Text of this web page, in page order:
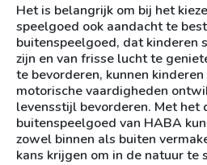
Het is belangrijk om bij het
speelgoed ook aandacht te
buitenspeelgoed, dat kinderen
zijn en van frisse lucht te
te bevorderen, kunnen
motorische vaardigheden
levensstijl bevorderen. Met het
buitenspeelgoed van HABA
zowel binnen als buiten
kans krijgen om in de natuur te